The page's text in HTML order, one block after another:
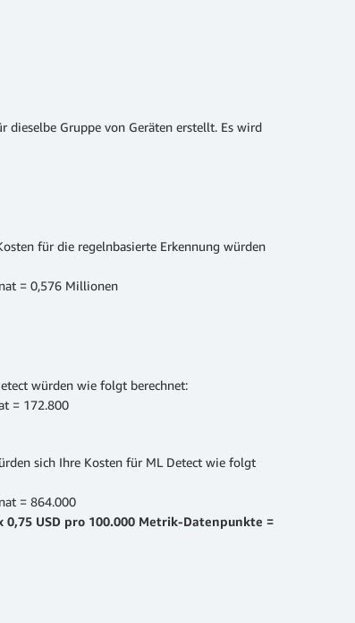
Gruppe von Geräten erstellt. Es wird
für die regelnbasierte Erkennung würden
= 0,576 Millionen
würden wie folgt berechnet:
= 172.800
sich Ihre Kosten für ML Detect wie folgt
= 864.000
USD pro 100.000 Metrik-Datenpunkte =